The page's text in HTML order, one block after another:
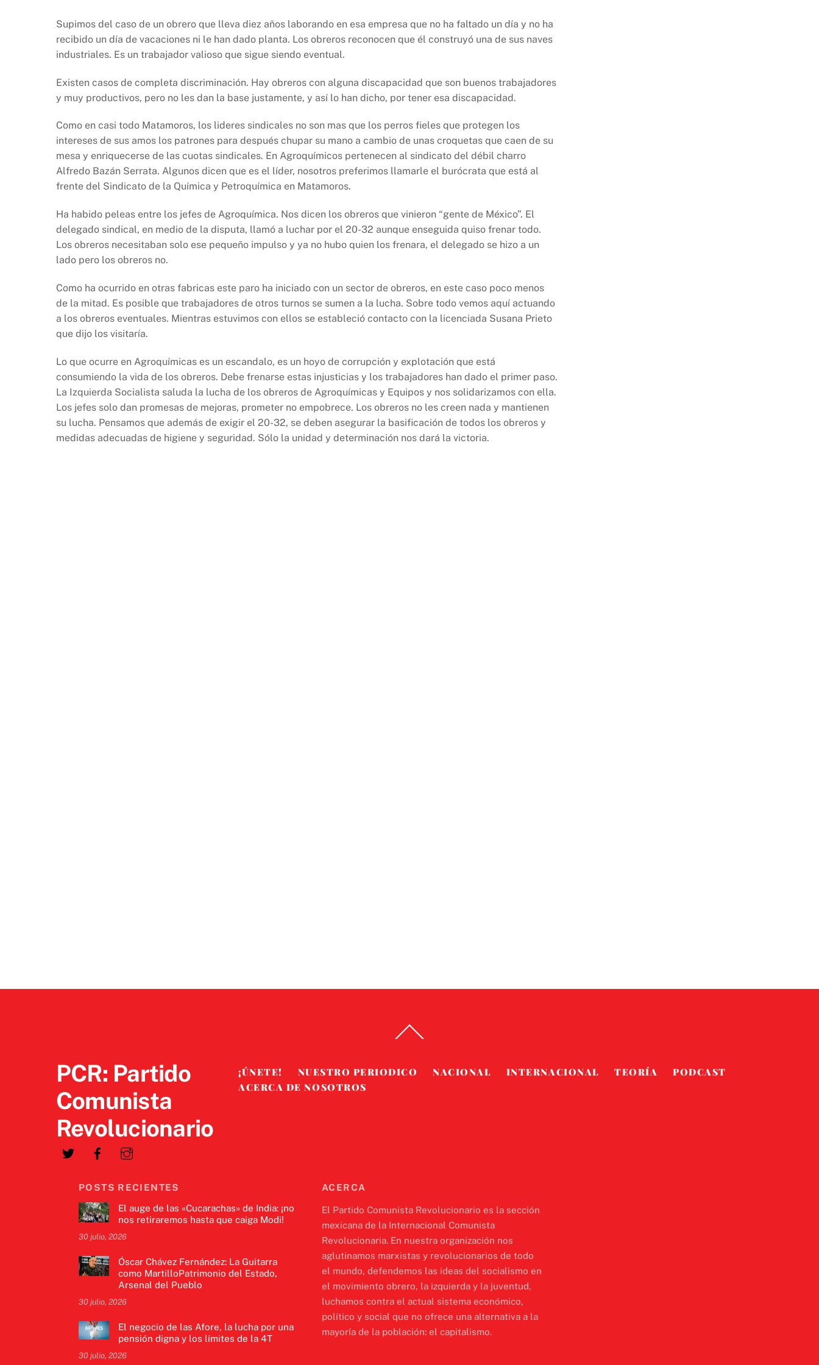
Supimos del caso de un obrero que lleva diez años laborando en esa empresa que no ha faltado un día y no ha
recibido un día de vacaciones ni le han dado planta. Los obreros reconocen que él construyó una de sus naves
industriales. Es un trabajador valioso que sigue siendo eventual.
Existen casos de completa discriminación. Hay obreros con alguna discapacidad que son buenos trabajadores
y muy productivos, pero no les dan la base justamente, y así lo han dicho, por tener esa discapacidad.
Como en casi todo Matamoros, los lideres sindicales no son mas que los perros fieles que protegen los
intereses de sus amos los patrones para después chupar su mano a cambio de unas croquetas que caen de su
mesa y enriquecerse de las cuotas sindicales. En Agroquímicos pertenecen al sindicato del débil charro
Alfredo Bazán Serrata. Algunos dicen que es el líder, nosotros preferimos llamarle el burócrata que está al
frente del Sindicato de la Química y Petroquímica en Matamoros.
Ha habido peleas entre los jefes de Agroquímica. Nos dicen los obreros que vinieron “gente de México”. El
delegado sindical, en medio de la disputa, llamó a luchar por el 20-32 aunque enseguida quiso frenar todo.
Los obreros necesitaban solo ese pequeño impulso y ya no hubo quien los frenara, el delegado se hizo a un
lado pero los obreros no.
Como ha ocurrido en otras fabricas este paro ha iniciado con un sector de obreros, en este caso poco menos
de la mitad. Es posible que trabajadores de otros turnos se sumen a la lucha. Sobre todo vemos aquí actuando
a los obreros eventuales. Mientras estuvimos con ellos se estableció contacto con la licenciada Susana Prieto
que dijo los visitaría.
Lo que ocurre en Agroquímicas es un escandalo, es un hoyo de corrupción y explotación que está
consumiendo la vida de los obreros. Debe frenarse estas injusticias y los trabajadores han dado el primer paso.
La Izquierda Socialista saluda la lucha de los obreros de Agroquímicas y Equipos y nos solidarizamos con ella.
Los jefes solo dan promesas de mejoras, prometer no empobrece. Los obreros no les creen nada y mantienen
su lucha. Pensamos que además de exigir el 20-32, se deben asegurar la basificación de todos los obreros y
medidas adecuadas de higiene y seguridad. Sólo la unidad y determinación nos dará la victoria.
To
PCR: Partido
Comunista
Revolucionario
¡ÚNETE! NUESTRO PERIODICO NACIONAL INTERNACIONAL TEORÍA
PODCAST
ACERCA DE NOSOTROS
POSTS RECIENTES
El auge de las «Cucarachas» de India: ¡no
nos retiraremos hasta que caiga Modi!
30 julio, 2026
Óscar Chávez Fernández: La Guitarra
como MartilloPatrimonio del Estado,
Arsenal del Pueblo
30 julio, 2026
El negocio de las Afore, la lucha por una
pensión digna y los límites de la 4T
30 julio, 2026
ACERCA
El Partido Comunista Revolucionario es la sección
mexicana de la Internacional Comunista
Revolucionaria. En nuestra organización nos
aglutinamos marxistas y revolucionarios de todo
el mundo, defendemos las ideas del socialismo en
el movimiento obrero, la izquierda y la juventud,
luchamos contra el actual sistema económico,
político y social que no ofrece una alternativa a la
mayoría de la población: el capitalismo.